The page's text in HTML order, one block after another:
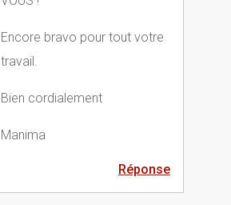
Encore bravo pour tout votre
travail.
Bien cordialement
Manima
Réponse